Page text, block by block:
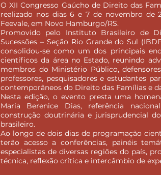
O XII Congresso Gaúcho de Direito das
realizado nos dias 6 e 7 de novembro de
Feevale, em Novo Hamburgo/RS.
Promovido pelo Instituto Brasileiro de
Sucessões – Seção Rio Grande do Sul
consolidou-se como um dos principais
científicos da área no Estado, reunindo
membros do Ministério Público,
professores, pesquisadores e estudantes
contemporâneos do Direito das Famílias e
Nesta edição, o evento presta uma
Maria Berenice Dias, referência
construção doutrinária e jurisprudencial
brasileiro.
Ao longo de dois dias de programação
terão acesso a conferências, painéis
especialistas de diversas regiões do país,
técnica, reflexão crítica e intercâmbio de